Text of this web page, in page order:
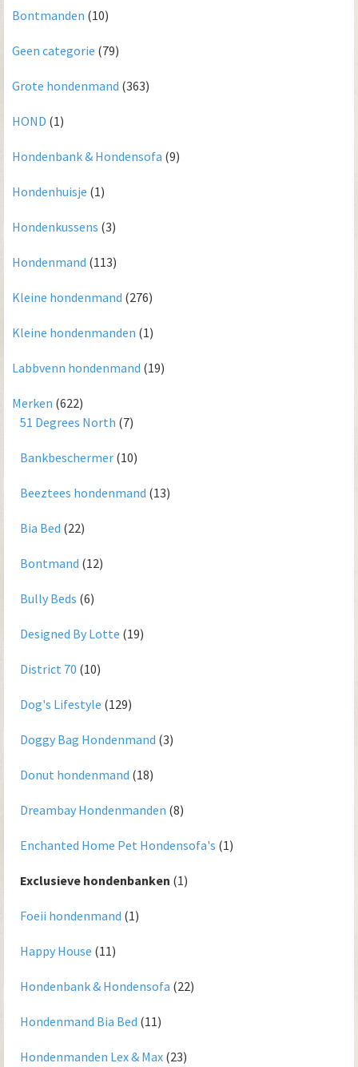
Bontmanden (10)
Geen categorie (79)
Grote hondenmand (363)
HOND (1)
Hondenbank & Hondensofa (9)
Hondenhuisje (1)
Hondenkussens (3)
Hondenmand (113)
Kleine hondenmand (276)
Kleine hondenmanden (1)
Labbvenn hondenmand (19)
Merken (622)
51 Degrees North (7)
Bankbeschermer (10)
Beeztees hondenmand (13)
Bia Bed (22)
Bontmand (12)
Bully Beds (6)
Designed By Lotte (19)
District 70 (10)
Dog's Lifestyle (129)
Doggy Bag Hondenmand (3)
Donut hondenmand (18)
Dreambay Hondenmanden (8)
Enchanted Home Pet Hondensofa's (1)
Exclusieve hondenbanken (1)
Foeii hondenmand (1)
Happy House (11)
Hondenbank & Hondensofa (22)
Hondenmand Bia Bed (11)
Hondenmanden Lex & Max (23)